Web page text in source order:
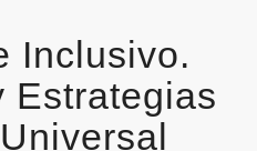
Inclusivo.
Estrategias